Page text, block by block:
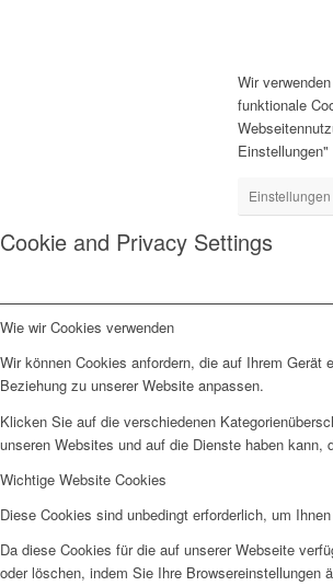
Wir
funktionale
Cookie and Privacy Settings
Wie wir Cookies verwenden
Wir können Cookies anfordern, die auf Ihrem
Beziehung zu unserer Website anpassen.
Klicken Sie auf die verschiedenen
unseren Websites und auf die Dienste haben kann,
Wichtige Website Cookies
Diese Cookies sind unbedingt erforderlich, um
Da diese Cookies für die auf unserer Webseite
oder löschen, indem Sie Ihre Browsereinstellungen